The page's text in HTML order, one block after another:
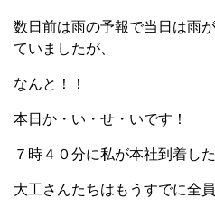
数日前は雨の予報で当日は雨
ていましたが、
なんと！！
本日か・い・せ・いです！
７時４０分に私が本社到着し
大工さんたちはもうすでに全